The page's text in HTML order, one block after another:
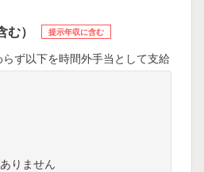
） 提示年収に含む
ず以下を時間外手当として支給
りません